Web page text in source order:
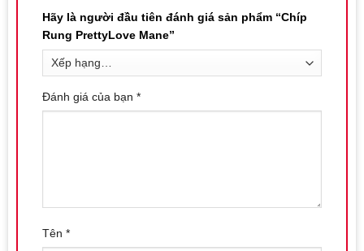
Hãy là người đầu tiên đánh giá sản phẩm “Chíp
Rung PrettyLove Mane”
Đánh giá của bạn *
Tên *